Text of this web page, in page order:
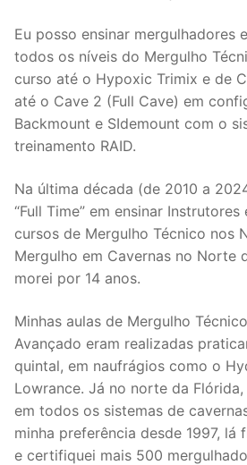
Eu posso ensinar mergulhadores
todos os níveis do Mergulho
curso até o Hypoxic Trimix e de
até o Cave 2 (Full Cave) em
Backmount e SIdemount com o
treinamento RAID.
Na última década (de 2010 a
“Full Time” em ensinar
cursos de Mergulho Técnico nos
Mergulho em Cavernas no Norte
morei por 14 anos.
Minhas aulas de Mergulho
Avançado eram realizadas
quintal, em naufrágios como o
Lowrance. Já no norte da
em todos os sistemas de
minha preferência desde 1997, lá
e certifiquei mais 500